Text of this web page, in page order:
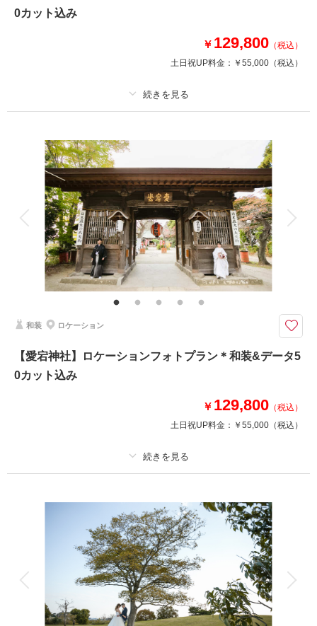
四季を感じる豊かな自然と茶室での撮影をお楽しみ頂けます。
撮影場所： 緑水庵
相談予約する
来店・オンライン
撮影日の空き
を確認する
0カット込み
￥ 129,800 （税込）
土日祝UP料金： ￥55,000 （税込）
撮影料 新郎衣装1着
着付け ヘアメイク 小物一式
アルバム データ 50 カット 台紙付写真
衣装追加 会食 挙式
家族と撮影 家族用衣装レンタル ペットと撮影
その他含むもの
ヘアメイク撮影同行（移動費が発生する場合は実費となりますので予めご了
承ください。）
クチュールナオコだから叶う＊上質で豊富なラインナップから選ぶ和装でフ
ォトウエディング
装、ヘアメイク、撮影データ、造花ブーケ込みのプラン。
日本伝統文化を感じる庭園と茶室で和装フォトを！
このプランで撮影可能な撮影レポート
撮影日：2024年4月26日
相談予約する
来店・オンライン
撮影日の空き
を確認する
和装 ロケーション
【愛宕神社】ロケーションフォトプラン＊和装&データ5
0カット込み
￥ 129,800 （税込）
土日祝UP料金： ￥55,000 （税込）
新婦衣装1着 新郎衣装1着
ヘアメイク 小物一式
アルバム データ 50 カット 台紙付写真
会食 挙式
家族用衣装レンタル ペットと撮影
その他含むもの